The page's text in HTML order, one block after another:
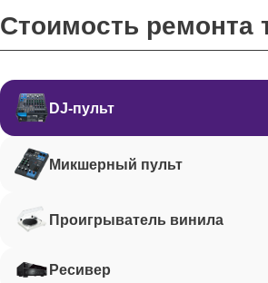
Стоимость ремонта
DJ-пульт
Микшерный пульт
Проигрыватель винила
Ресивер